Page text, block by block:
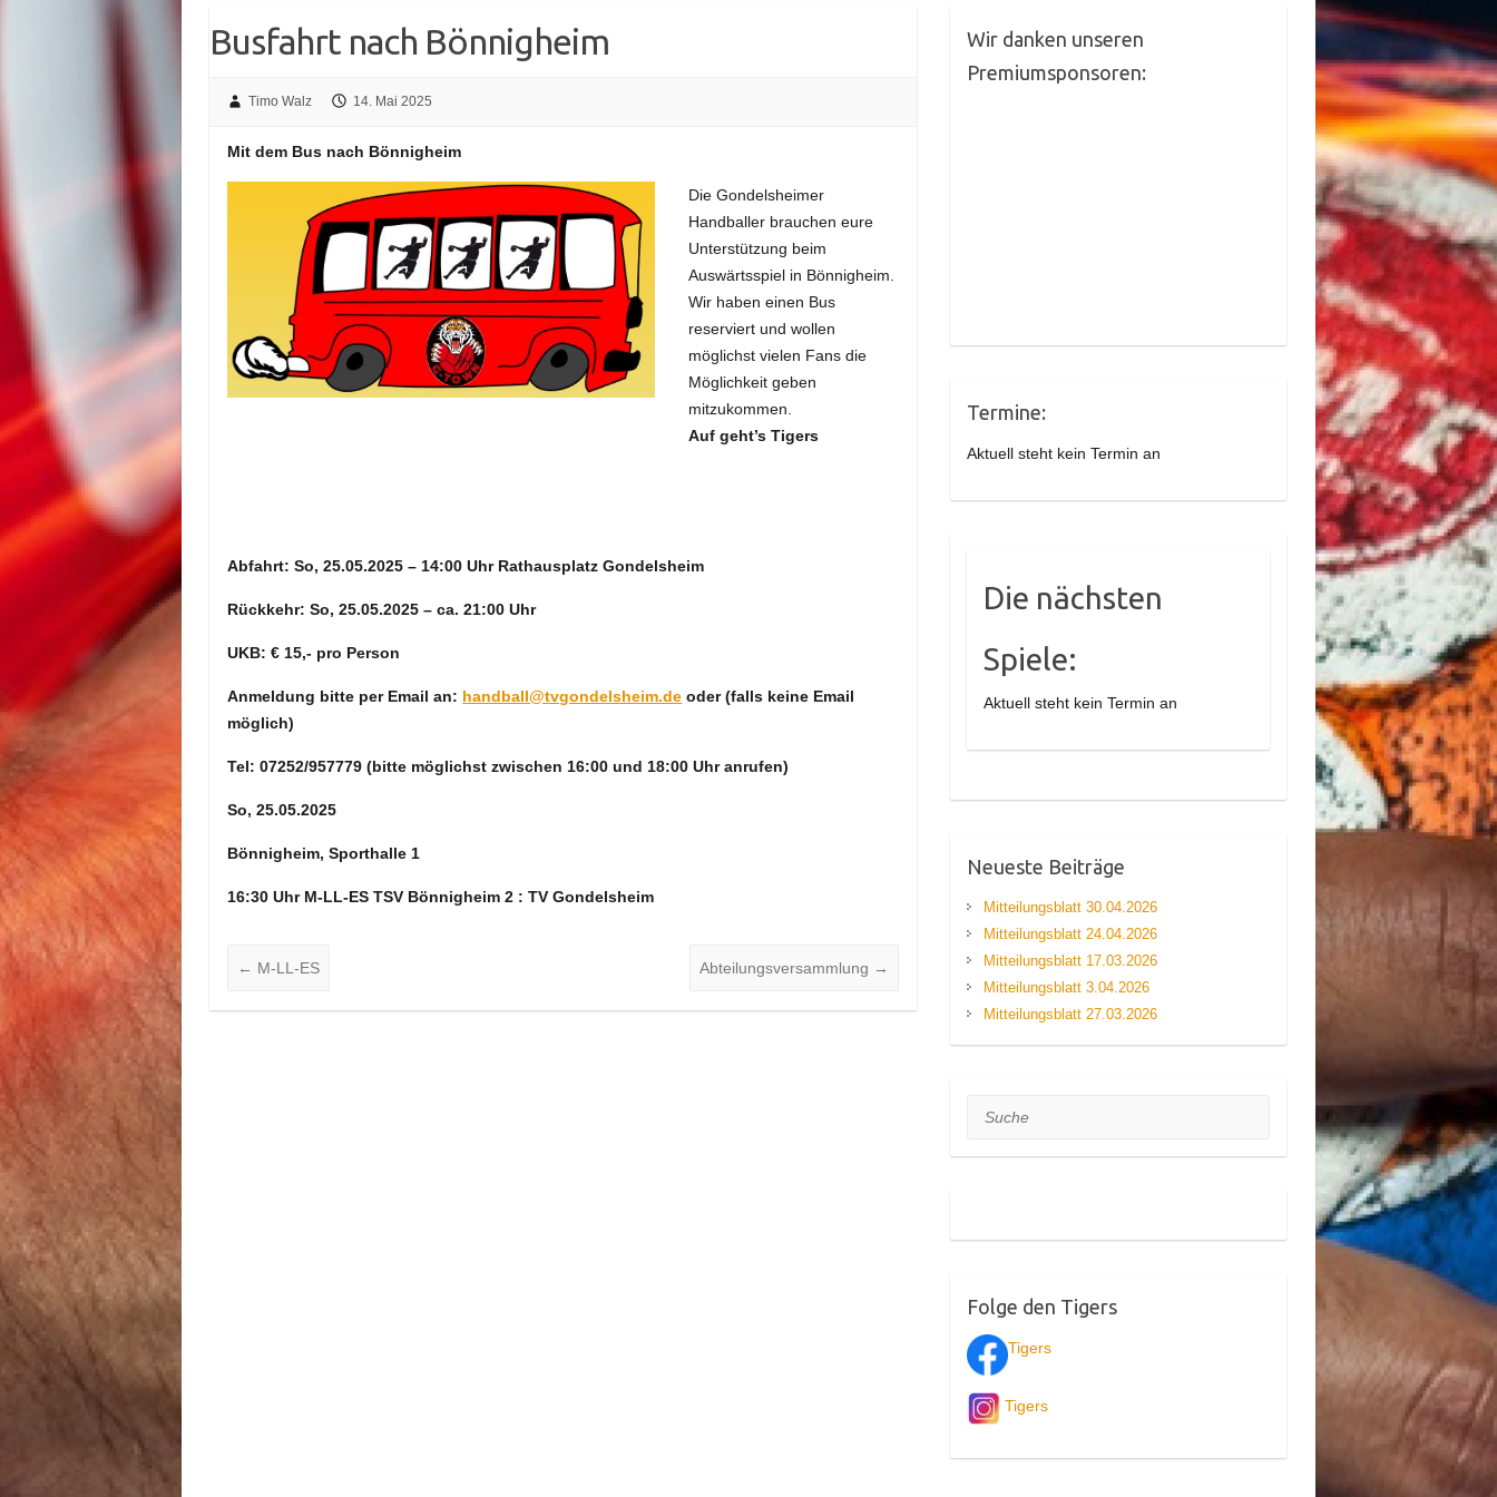
Busfahrt nach Bönnigheim
Timo Walz 14. Mai 2025
Mit dem Bus nach Bönnigheim
Die Gondelsheimer
Handballer brauchen eure
Unterstützung beim
Auswärtsspiel in Bönnigheim.
Wir haben einen Bus
reserviert und wollen
möglichst vielen Fans die
Möglichkeit geben
mitzukommen.
Auf geht’s Tigers
Abfahrt: So, 25.05.2025 – 14:00 Uhr Rathausplatz Gondelsheim
Rückkehr: So, 25.05.2025 – ca. 21:00 Uhr
UKB: € 15,- pro Person
Anmeldung bitte per Email an: handball@tvgondelsheim.de oder (falls keine Email
möglich)
Tel: 07252/957779 (bitte möglichst zwischen 16:00 und 18:00 Uhr anrufen)
So, 25.05.2025
Bönnigheim, Sporthalle 1
16:30 Uhr M-LL-ES TSV Bönnigheim 2 : TV Gondelsheim
← M-LL-ES Abteilungsversammlung →
Wir danken unseren
Premiumsponsoren:
Termine:
Aktuell steht kein Termin an
Die nächsten
Spiele:
Aktuell steht kein Termin an
Neueste Beiträge
Mitteilungsblatt 30.04.2026
Mitteilungsblatt 24.04.2026
Mitteilungsblatt 17.03.2026
Mitteilungsblatt 3.04.2026
Mitteilungsblatt 27.03.2026
Suche
Folge den Tigers
Tigers
Tigers